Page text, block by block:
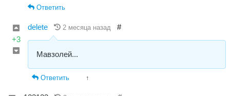
Ответить
+3
delete 2 месяца назад #
Мавзолей...
Ответить ↑